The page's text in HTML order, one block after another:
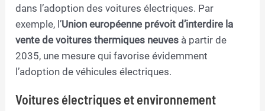
dans l’adoption des voitures électriques. Par
exemple, l’Union européenne prévoit d’interdire la
vente de voitures thermiques neuves à partir de
2035, une mesure qui favorise évidemment
l’adoption de véhicules électriques.
Voitures électriques et environnement